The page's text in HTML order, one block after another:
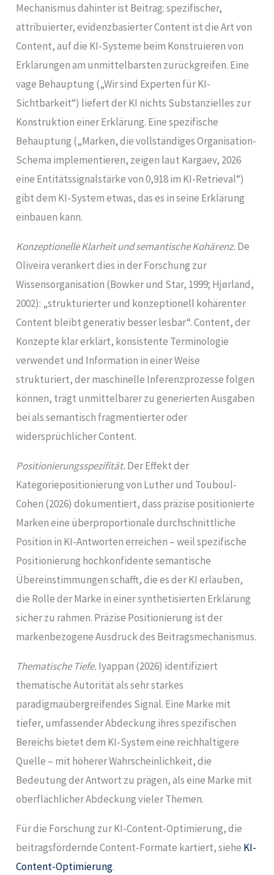
Mechanismus dahinter ist Beitrag: spezifischer,
attribuierter, evidenzbasierter Content ist die Art von
Content, auf die KI-Systeme beim Konstruieren von
Erklärungen am unmittelbarsten zurückgreifen. Eine
vage Behauptung („Wir sind Experten für KI-
Sichtbarkeit“) liefert der KI nichts Substanzielles zur
Konstruktion einer Erklärung. Eine spezifische
Behauptung („Marken, die vollständiges Organisation-
Schema implementieren, zeigen laut Kargaev, 2026
eine Entitätssignalstärke von 0,918 im KI-Retrieval“)
gibt dem KI-System etwas, das es in seine Erklärung
einbauen kann.
Konzeptionelle Klarheit und semantische Kohärenz.De
Oliveira verankert dies in der Forschung zur
Wissensorganisation (Bowker und Star, 1999; Hjørland,
2002): „strukturierter und konzeptionell kohärenter
Content bleibt generativ besser lesbar“. Content, der
Konzepte klar erklärt, konsistente Terminologie
verwendet und Information in einer Weise
strukturiert, der maschinelle Inferenzprozesse folgen
können, trägt unmittelbarer zu generierten Ausgaben
bei als semantisch fragmentierter oder
widersprüchlicher Content.
Positionierungsspezifität.Der Effekt der
Kategoriepositionierung von Luther und Touboul-
Cohen (2026) dokumentiert, dass präzise positionierte
Marken eine überproportionale durchschnittliche
Position in KI-Antworten erreichen – weil spezifische
Positionierung hochkonfidente semantische
Übereinstimmungen schafft, die es der KI erlauben,
die Rolle der Marke in einer synthetisierten Erklärung
sicher zu rahmen. Präzise Positionierung ist der
markenbezogene Ausdruck des Beitragsmechanismus.
Thematische Tiefe.Iyappan (2026) identifiziert
thematische Autorität als sehr starkes
paradigmaübergreifendes Signal. Eine Marke mit
tiefer, umfassender Abdeckung ihres spezifischen
Bereichs bietet dem KI-System eine reichhaltigere
Quelle – mit höherer Wahrscheinlichkeit, die
Bedeutung der Antwort zu prägen, als eine Marke mit
oberflächlicher Abdeckung vieler Themen.
Für die Forschung zur KI-Content-Optimierung, die
beitragsfördernde Content-Formate kartiert, siehe KI-
Content-Optimierung.